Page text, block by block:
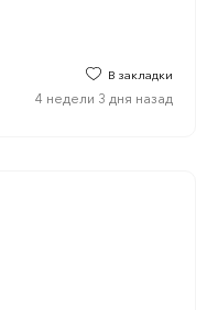
В закладки
4 недели 3 дня назад